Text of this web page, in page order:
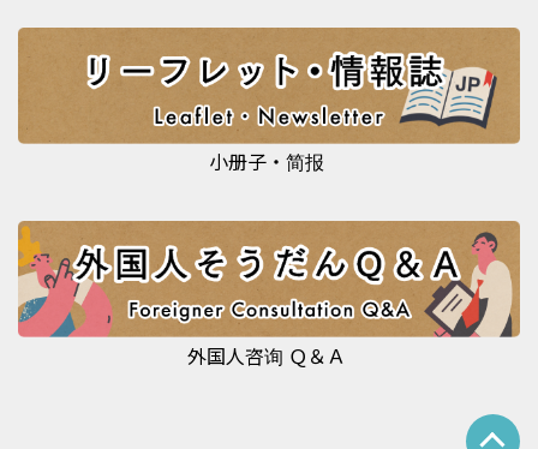
小册子・简报
外国人咨询 Ｑ＆Ａ